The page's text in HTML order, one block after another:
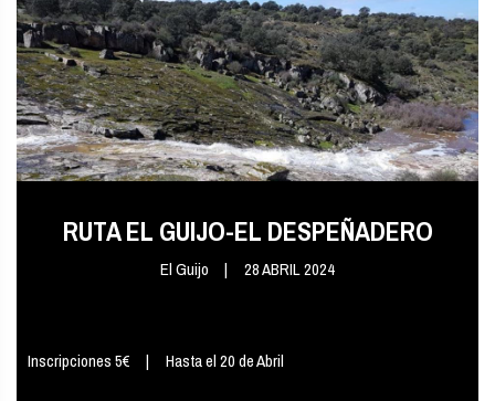
RUTA EL GUIJO-EL DESPEÑADERO
El Guijo 28 ABRIL 2024
Inscripciones 5€ Hasta el 20 de Abril